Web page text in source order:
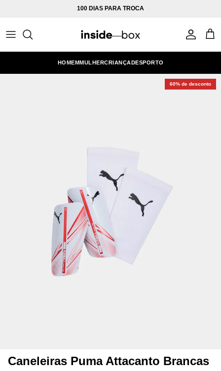
100 DIAS PARA TROCA
Conta
HOMEMMULHERCRIANÇADESPORTO
60% de desconto
Caneleiras Puma Attacanto Brancas